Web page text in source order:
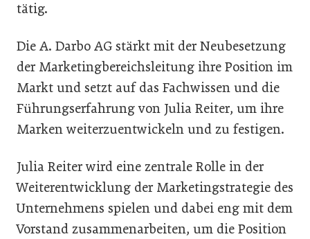
tätig.
Die A. Darbo AG stärkt mit der Neubesetzung
der Marketingbereichsleitung ihre Position im
Markt und setzt auf das Fachwissen und die
Führungserfahrung von Julia Reiter, um ihre
Marken weiterzuentwickeln und zu festigen.
Julia Reiter wird eine zentrale Rolle in der
Weiterentwicklung der Marketingstrategie des
Unternehmens spielen und dabei eng mit dem
Vorstand zusammenarbeiten, um die Position